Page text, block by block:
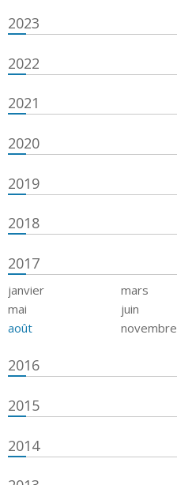
2023
2022
2021
2020
2019
2018
2017
janvier mars
mai
juin
août
novembre
2016
2015
2014